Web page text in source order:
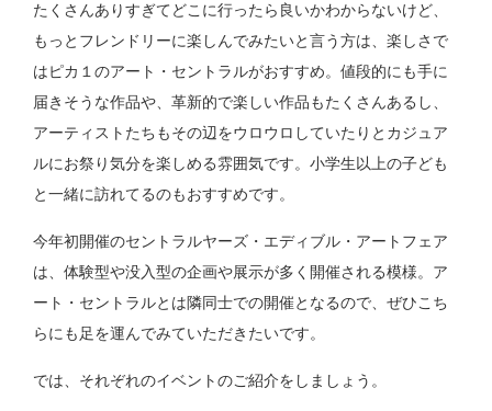
たくさんありすぎてどこに行ったら良いかわからないけど、
もっとフレンドリーに楽しんでみたいと言う方は、楽しさで
はピカ１のアート・セントラルがおすすめ。値段的にも手に
届きそうな作品や、革新的で楽しい作品もたくさんあるし、
アーティストたちもその辺をウロウロしていたりとカジュア
ルにお祭り気分を楽しめる雰囲気です。小学生以上の子ども
と一緒に訪れてるのもおすすめです。
今年初開催のセントラルヤーズ・エディブル・アートフェア
は、体験型や没入型の企画や展示が多く開催される模様。ア
ート・セントラルとは隣同士での開催となるので、ぜひこち
らにも足を運んでみていただきたいです。
では、それぞれのイベントのご紹介をしましょう。